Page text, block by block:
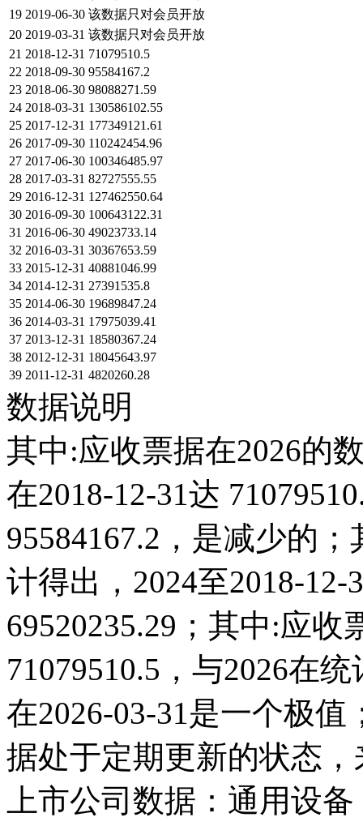
19 2019-06-30 该数据只对会员开放
20 2019-03-31 该数据只对会员开放
21 2018-12-31 71079510.5
22 2018-09-30 95584167.2
23 2018-06-30 98088271.59
24 2018-03-31 130586102.55
25 2017-12-31 177349121.61
26 2017-09-30 110242454.96
27 2017-06-30 100346485.97
28 2017-03-31 82727555.55
29 2016-12-31 127462550.64
30 2016-09-30 100643122.31
31 2016-06-30 49023733.14
32 2016-03-31 30367653.59
33 2015-12-31 40881046.99
34 2014-12-31 27391535.8
35 2014-06-30 19689847.24
36 2014-03-31 17975039.41
37 2013-12-31 18580367.24
38 2012-12-31 18045643.97
39 2011-12-31 4820260.28
数据说明
其中:应收票据在2026的
在2018-12-31达
95584167.2，是减少的
计得出，2024至2018-
69520235.29；其中:应收
71079510.5，与2026在
在2026-03-31是一个极
据处于定期更新的状态
上市公司数据：通用设